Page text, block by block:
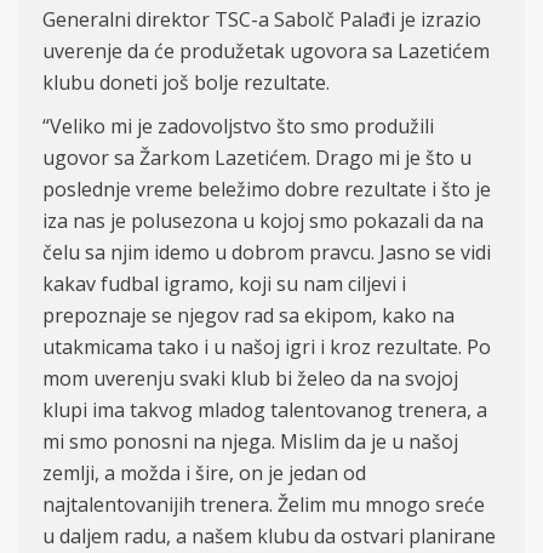
Generalni direktor TSC-a Sabolč Palađi je izrazio
uverenje da će produžetak ugovora sa Lazetićem
klubu doneti još bolje rezultate.
“Veliko mi je zadovoljstvo što smo produžili
ugovor sa Žarkom Lazetićem. Drago mi je što u
poslednje vreme beležimo dobre rezultate i što je
iza nas je polusezona u kojoj smo pokazali da na
čelu sa njim idemo u dobrom pravcu. Jasno se vidi
kakav fudbal igramo, koji su nam ciljevi i
prepoznaje se njegov rad sa ekipom, kako na
utakmicama tako i u našoj igri i kroz rezultate. Po
mom uverenju svaki klub bi želeo da na svojoj
klupi ima takvog mladog talentovanog trenera, a
mi smo ponosni na njega. Mislim da je u našoj
zemlji, a možda i šire, on je jedan od
najtalentovanijih trenera. Želim mu mnogo sreće
u daljem radu, a našem klubu da ostvari planirane